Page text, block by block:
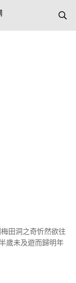
田洞之奇忻然欲往
歲未及遊而歸明年